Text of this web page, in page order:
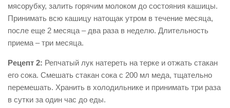
мясорубку, залить горячим молоком до состояния кашицы.
Принимать всю кашицу натощак утром в течение месяца,
после еще 2 месяца – два раза в неделю. Длительность
приема – три месяца.
Рецепт 2: Репчатый лук натереть на терке и отжать стакан
его сока. Смешать стакан сока с 200 мл меда, тщательно
перемешать. Хранить в холодильнике и принимать три раза
в сутки за один час до еды.